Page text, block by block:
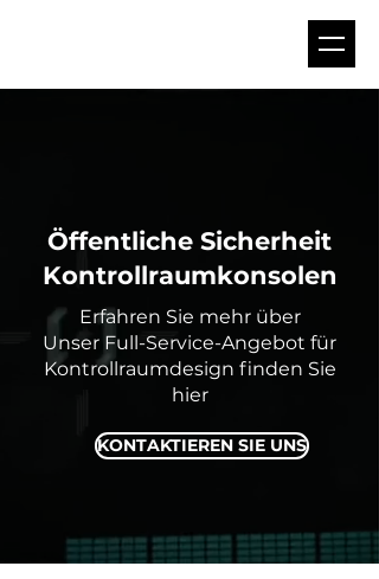
Öffentliche Sicherheit
Kontrollraumkonsolen
Erfahren Sie mehr über
Unser Full-Service-Angebot für
Kontrollraumdesign finden Sie
hier
KONTAKTIEREN SIE UNS